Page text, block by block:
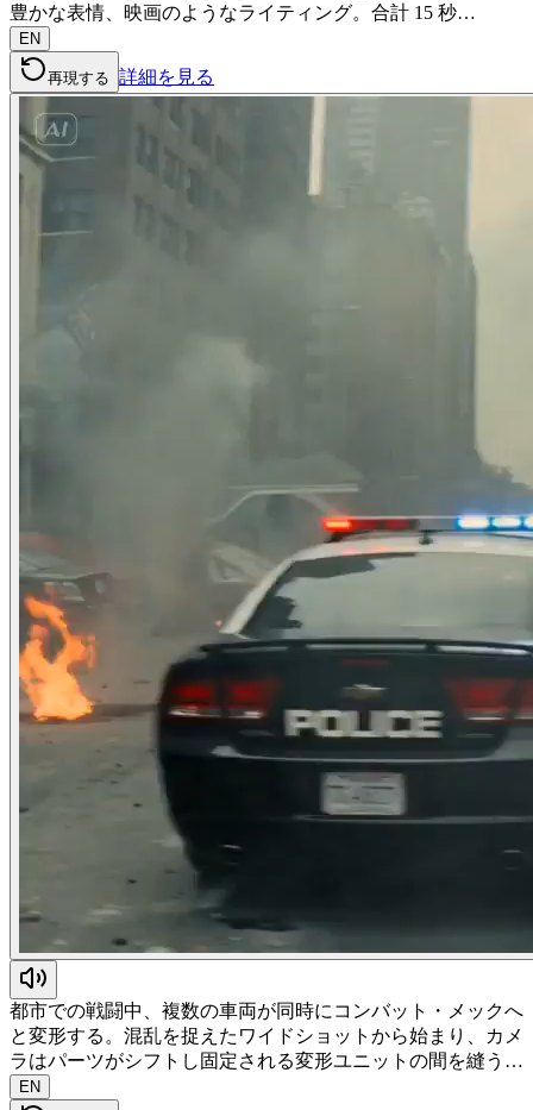
豊かな表情、映画のようなライティング。合計 15 秒…
EN
再現する 詳細を見る
都市での戦闘中、複数の車両が同時にコンバット・メックへ
と変形する。混乱を捉えたワイドショットから始まり、カメ
ラはパーツがシフトし固定される変形ユニットの間を縫う…
EN